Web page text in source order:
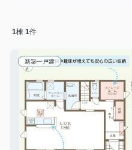
1棟 1件
新築一戸建